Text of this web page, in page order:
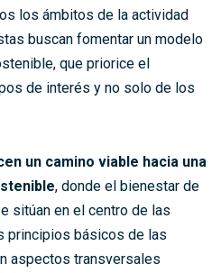
los ámbitos de la actividad
buscan fomentar un modelo
que priorice el
de interés y no solo de los
un camino viable hacia una
, donde el bienestar de
sitúan en el centro de las
principios básicos de las
aspectos transversales